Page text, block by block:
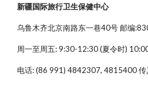
新疆国际旅行卫生保健中心
乌鲁木齐北京南路东一巷40号 邮编
周一至周五: 9:30-12:30 (夏令时)
电话: (86 991) 4842307, 4815400